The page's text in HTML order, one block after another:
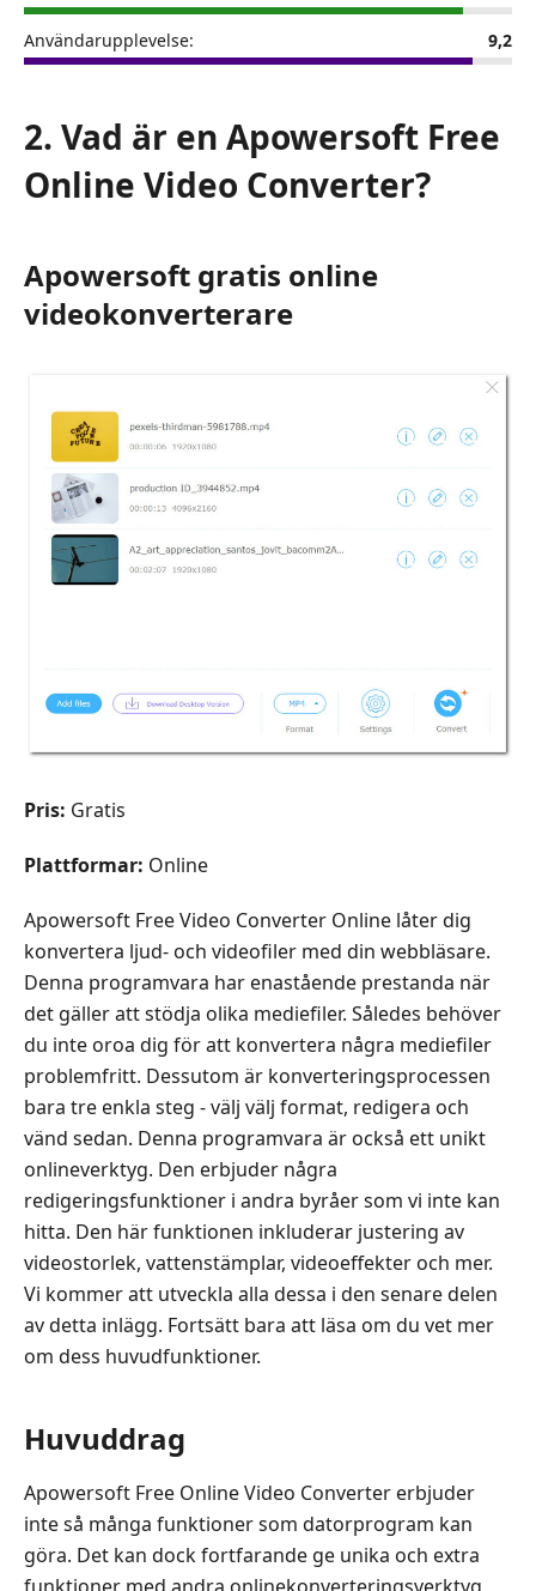
Användarupplevelse: 9,2
2. Vad är en Apowersoft Free
Online Video Converter?
Apowersoft gratis online
videokonverterare
Pris: Gratis
Plattformar: Online
Apowersoft Free Video Converter Online låter dig
konvertera ljud- och videofiler med din webbläsare.
Denna programvara har enastående prestanda när
det gäller att stödja olika mediefiler. Således behöver
du inte oroa dig för att konvertera några mediefiler
problemfritt. Dessutom är konverteringsprocessen
bara tre enkla steg - välj välj format, redigera och
vänd sedan. Denna programvara är också ett unikt
onlineverktyg. Den erbjuder några
redigeringsfunktioner i andra byråer som vi inte kan
hitta. Den här funktionen inkluderar justering av
videostorlek, vattenstämplar, videoeffekter och mer.
Vi kommer att utveckla alla dessa i den senare delen
av detta inlägg. Fortsätt bara att läsa om du vet mer
om dess huvudfunktioner.
Huvuddrag
Apowersoft Free Online Video Converter erbjuder
inte så många funktioner som datorprogram kan
göra. Det kan dock fortfarande ge unika och extra